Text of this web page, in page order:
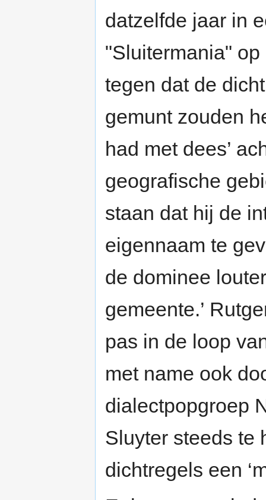
datzelfde jaar in
"Sluitermania"
tegen dat de
gemunt zouden
had met dees’
geografische
staan dat hij de
eigennaam te
de dominee
gemeente.’
pas in de loop
met name ook
dialectpopgroep
Sluyter steeds te
dichtregels een